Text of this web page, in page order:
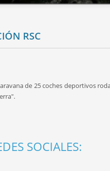
RSC
de 25 coches deportivos
SOCIALES: